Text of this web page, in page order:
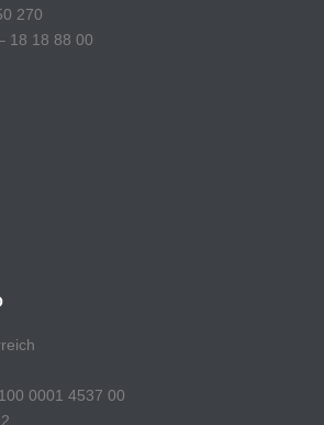
270
18 18 88 00
0001 4537 00